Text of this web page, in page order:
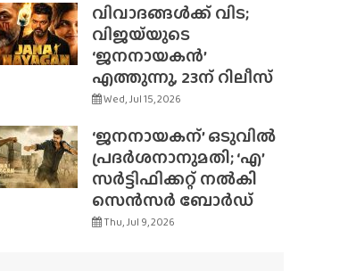
വിവാദങ്ങൾക്ക് വിട;
വിജയ്‌യുടെ
‘ജനനായകൻ’
എത്തുന്നു, 23ന് റിലീസ്
Wed, Jul 15, 2026
‘ജനനായകന്’ ഒടുവിൽ
പ്രദർശനാനുമതി; ‘എ’
സർട്ടിഫിക്കറ്റ് നൽകി
സെൻസർ ബോർഡ്
Thu, Jul 9, 2026